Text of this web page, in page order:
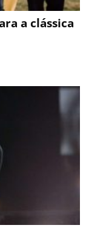
a clássica